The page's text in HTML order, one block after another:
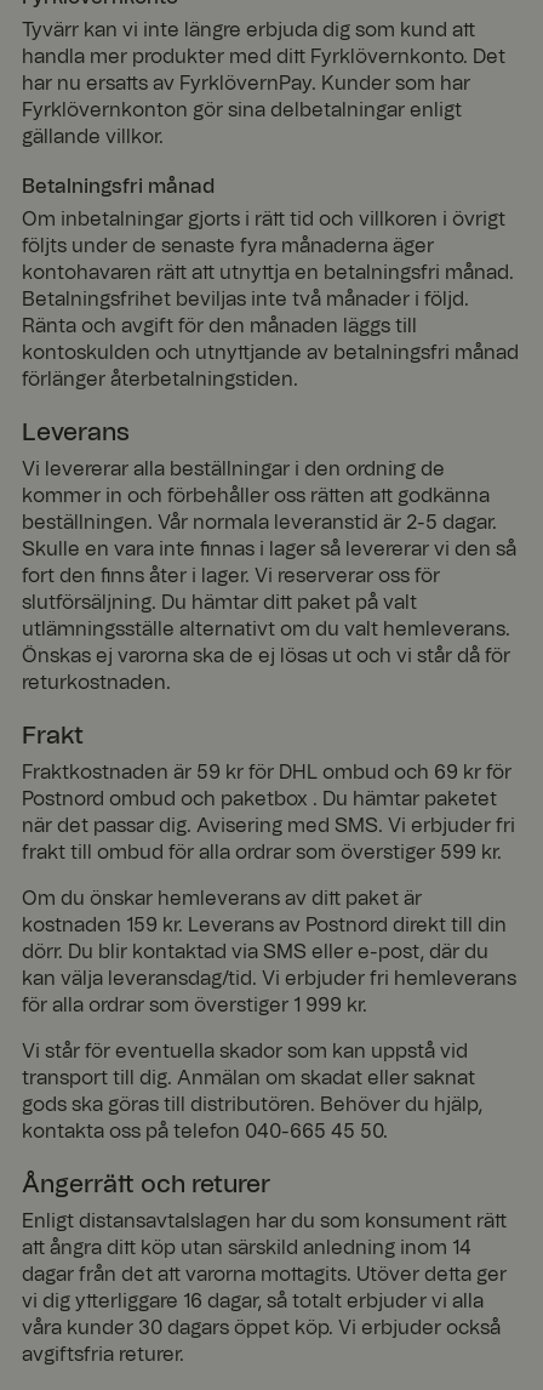
Tyvärr kan vi inte längre erbjuda dig som kund att
handla mer produkter med ditt Fyrklövernkonto. Det
har nu ersatts av FyrklövernPay. Kunder som har
Fyrklövernkonton gör sina delbetalningar enligt
gällande villkor.
Betalningsfri månad
Om inbetalningar gjorts i rätt tid och villkoren i övrigt
följts under de senaste fyra månaderna äger
kontohavaren rätt att utnyttja en betalningsfri månad.
Betalningsfrihet beviljas inte två månader i följd.
Ränta och avgift för den månaden läggs till
kontoskulden och utnyttjande av betalningsfri månad
förlänger återbetalningstiden.
Leverans
Vi levererar alla beställningar i den ordning de
kommer in och förbehåller oss rätten att godkänna
beställningen. Vår normala leveranstid är 2-5 dagar.
Skulle en vara inte finnas i lager så levererar vi den så
fort den finns åter i lager. Vi reserverar oss för
slutförsäljning. Du hämtar ditt paket på valt
utlämningsställe alternativt om du valt hemleverans.
Önskas ej varorna ska de ej lösas ut och vi står då för
returkostnaden.
Frakt
Fraktkostnaden är 59 kr för DHL ombud och 69 kr för
Postnord ombud och paketbox . Du hämtar paketet
när det passar dig. Avisering med SMS. Vi erbjuder fri
frakt till ombud för alla ordrar som överstiger 599 kr.
Om du önskar hemleverans av ditt paket är
kostnaden 159 kr. Leverans av Postnord direkt till din
dörr. Du blir kontaktad via SMS eller e-post, där du
kan välja leveransdag/tid. Vi erbjuder fri hemleverans
för alla ordrar som överstiger 1 999 kr.
Vi står för eventuella skador som kan uppstå vid
transport till dig. Anmälan om skadat eller saknat
gods ska göras till distributören. Behöver du hjälp,
kontakta oss på telefon 040-665 45 50.
Ångerrätt och returer
Enligt distansavtalslagen har du som konsument rätt
att ångra ditt köp utan särskild anledning inom 14
dagar från det att varorna mottagits. Utöver detta ger
vi dig ytterliggare 16 dagar, så totalt erbjuder vi alla
våra kunder 30 dagars öppet köp. Vi erbjuder också
avgiftsfria returer.